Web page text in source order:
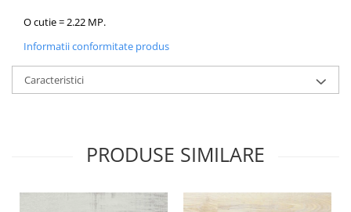
O cutie = 2.22 MP.
Informatii conformitate produs
Caracteristici
PRODUSE SIMILARE